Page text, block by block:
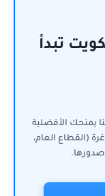
تبدأ
يمنحك الأفضلية
(القطاع العام،
صدورها.